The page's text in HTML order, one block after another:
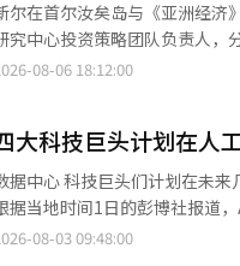
在首尔汝矣岛与《亚洲经济》进行采访。 “仅仅投资于人工智能和半导体的
究中心投资策略团队负责人，
导体股票，越来越多的投资者开始寻求在波
所交易基金（ETF）和短期债
趋势。 新尔强调：“在波动大的市场中，债券的作用应更多地体现在流动性保障上，而非收益率。与其将股
买入待机资金或保证金仅以现
会。” 他进一步指出：“将现金管理资金投资于债券，不仅能获得收益，还能在需要时转移到其他资产上，
有资产配置和流动性保障的意
08-06 18:12:00
大科技巨头计划在人
们计划在未来几年内在人工智能（AI）数据中心建设上支出约2.4万亿美元（约3440万亿韩元）。
据当地时间1日的彭博社报道
、租赁、能源和设备相关的支出承诺总计约为2.4万
08-03 09:48:00